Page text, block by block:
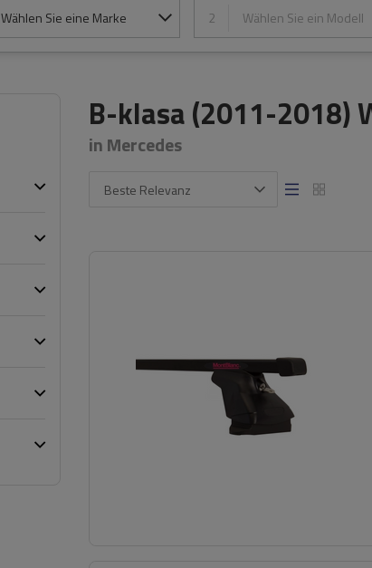
Wählen Sie eine Marke 2 Wählen Sie ein Modell
B-klasa (2011-2018)
in Mercedes
Beste Relevanz